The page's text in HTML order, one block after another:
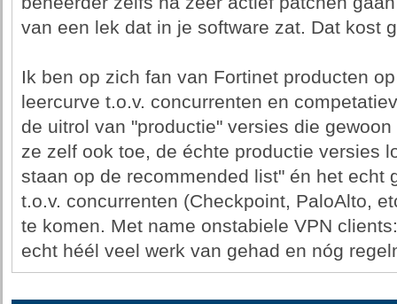
van een lek dat in je software zat. Dat kost
Ik ben op zich fan van Fortinet producten
leercurve t.o.v. concurrenten en
de uitrol van "productie" versies die
ze zelf ook toe, de échte productie versies
staan op de recommended list" én het echt
t.o.v. concurrenten (Checkpoint, PaloAlto,
te komen. Met name onstabiele VPN
echt héél veel werk van gehad en nóg